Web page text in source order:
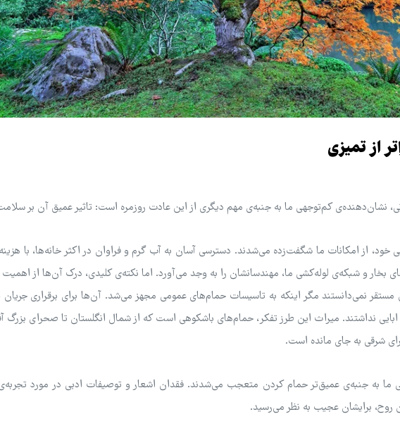
از تمیزی
نشان‌دهنده‌ی کم‌توجهی ما به جنبه‌ی مهم دیگری از این عادت روزمره است: تاثیر عمیق آن بر
خود، از امکانات ما شگفت‌زده می‌شدند. دسترسی آسان به آب گرم و فراوان در اکثر خانه‌ها، با
بخار و شبکه‌ی لوله‌کشی ما، مهندسانشان را به وجد می‌آورد. اما نکته‌ی کلیدی، درک آن‌ها از
مستقر نمی‌دانستند مگر اینکه به تاسیسات حمام‌های عمومی مجهز می‌شد. آن‌ها برای برقراری
نداشتند. میراث این طرز تفکر، حمام‌های باشکوهی است که از شمال انگلستان تا صحرای بزرگ
شرقی به جای مانده است.
ما به جنبه‌ی عمیق‌تر حمام کردن متعجب می‌شدند. فقدان اشعار و توصیفات ادبی در مورد
برایشان عجیب به نظر می‌رسید.